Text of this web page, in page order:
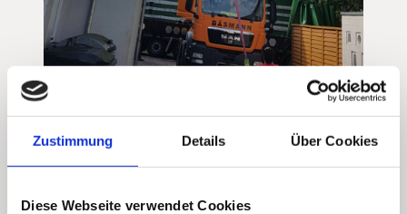
Zustimmung Details Über Cookies
Diese Webseite verwendet Cookies